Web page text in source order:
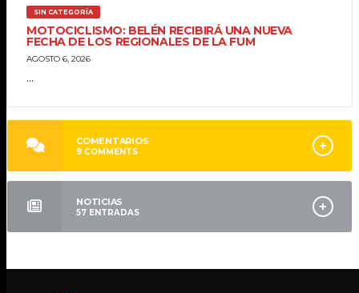
SIN CATEGORÍA
MOTOCICLISMO: BELÉN RECIBIRÁ UNA NUEVA
FECHA DE LOS REGIONALES DE LA FUM
AGOSTO 6, 2026
...
COMENTARIOS
9 COMMENTS
NOTICIAS
57 ENTRADAS